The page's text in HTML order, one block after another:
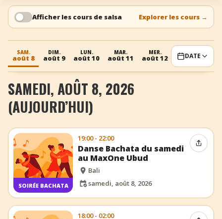
+ Ajouter un événement
Afficher les cours de salsa Explorer les cours →
SAM.
août 8
DIM.
août 9
LUN.
août 10
MAR.
août 11
MER.
août 12
JEU.
août 13
DATE
SAMEDI, AOÛT 8, 2026
(AUJOURD’HUI)
SOIRÉE BACHATA
19:00 - 22:00
Danse Bachata du samedi
au MaxOne Ubud
Bali
samedi, août 8, 2026
18:00 - 02:00